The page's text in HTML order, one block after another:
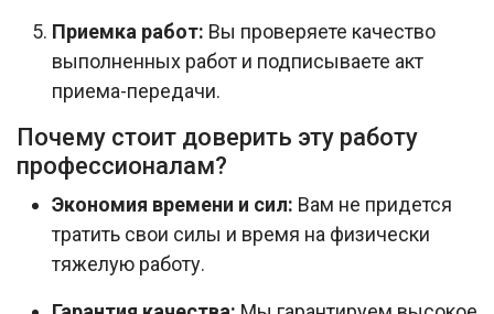
Приемка работ: Вы проверяете качество
выполненных работ и подписываете акт
приема-передачи.
Почему стоит доверить эту работу
профессионалам?
Экономия времени и сил: Вам не придется
тратить свои силы и время на физически
тяжелую работу.